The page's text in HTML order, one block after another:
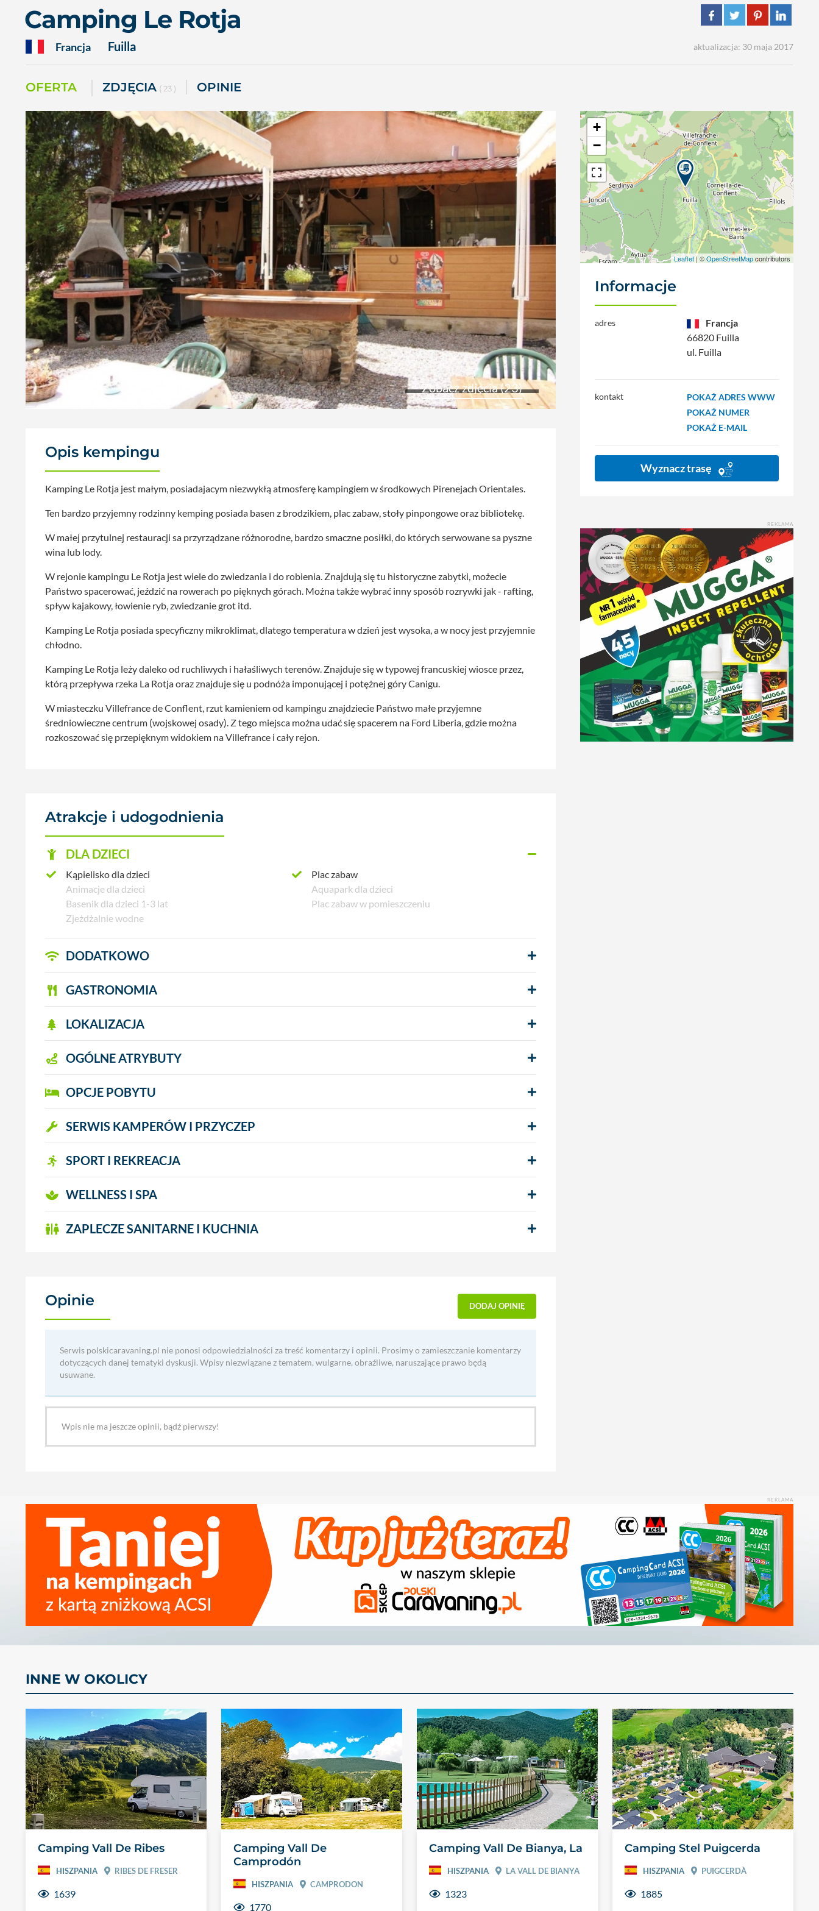
Camping Le Rotja
Francja Fuilla aktualizacja: 30 maja 2017
OFERTA ZDJĘCIA ( 23 ) OPINIE
Zobacz zdjęcia (23)
Opis kempingu
Kamping Le Rotja jest małym, posiadajacym niezwykłą atmosferę kampingiem w środkowych Pirenejach Orientales.
Ten bardzo przyjemny rodzinny kemping posiada basen z brodzikiem, plac zabaw, stoły pinpongowe oraz bibliotekę.
W małej przytulnej restauracji sa przyrządzane różnorodne, bardzo smaczne posiłki, do których serwowane sa pyszne
wina lub lody.
W rejonie kampingu Le Rotja jest wiele do zwiedzania i do robienia. Znajdują się tu historyczne zabytki, możecie
Państwo spacerować, jeździć na rowerach po pięknych górach. Można także wybrać inny sposób rozrywki jak - rafting,
spływ kajakowy, łowienie ryb, zwiedzanie grot itd.
Kamping Le Rotja posiada specyficzny mikroklimat, dlatego temperatura w dzień jest wysoka, a w nocy jest przyjemnie
chłodno.
Kamping Le Rotja leży daleko od ruchliwych i hałaśliwych terenów. Znajduje się w typowej francuskiej wiosce przez,
którą przepływa rzeka La Rotja oraz znajduje się u podnóża imponującej i potężnej góry Canigu.
W miasteczku Villefrance de Conflent, rzut kamieniem od kampingu znajdziecie Państwo małe przyjemne
średniowieczne centrum (wojskowej osady). Z tego miejsca można udać się spacerem na Ford Liberia, gdzie można
rozkoszować się przepięknym widokiem na Villefrance i cały rejon.
Atrakcje i udogodnienia
DLA DZIECI
Kąpielisko dla dzieci
Plac zabaw
Animacje dla dzieci
Aquapark dla dzieci
Basenik dla dzieci 1-3 lat
Plac zabaw w pomieszczeniu
Zjeżdżalnie wodne
DODATKOWO
GASTRONOMIA
LOKALIZACJA
OGÓLNE ATRYBUTY
OPCJE POBYTU
SERWIS KAMPERÓW I PRZYCZEP
SPORT I REKREACJA
WELLNESS I SPA
ZAPLECZE SANITARNE I KUCHNIA
Opinie DODAJ OPINIĘ
Serwis polskicaravaning.pl nie ponosi odpowiedzialności za treść komentarzy i opinii. Prosimy o zamieszczanie komentarzy
dotyczących danej tematyki dyskusji. Wpisy niezwiązane z tematem, wulgarne, obraźliwe, naruszające prawo będą
usuwane.
Wpis nie ma jeszcze opinii, bądź pierwszy!
+
−
Leaflet | ©OpenStreetMapcontributors
Informacje
adres
Francja
66820 Fuilla
ul. Fuilla
kontakt
POKAŻ ADRES WWW
POKAŻ NUMER
POKAŻ E-MAIL
Wyznacz trasę
REKLAMA
REKLAMA
INNE W OKOLICY
Camping Vall De Ribes
HISZPANIA RIBES DE FRESER
1639
Camping Vall De
Camprodón
HISZPANIA CAMPRODON
1770
Camping Vall De Bianya, La
HISZPANIA LA VALL DE BIANYA
1323
Camping Stel Puigcerda
HISZPANIA PUIGCERDÀ
1885